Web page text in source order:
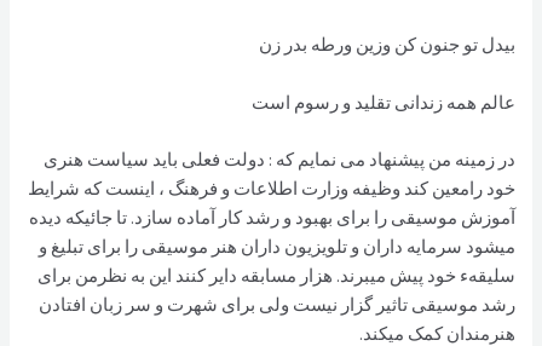
بیدل تو جنون کن وزین ورطه بدر زن
عالم همه زندانی تقلید و رسوم است
در زمینه من پیشنهاد می نمایم که : دولت فعلی باید سیاست هنری
خود رامعین کند وظیفه وزارت اطلاعات و فرهنگ ، اینست که شرایط
آموزش موسیقی را برای بهبود و رشد کار آماده سازد. تا جائیکه دیده
میشود سرمایه داران و تلویزیون داران هنر موسیقی را برای تبلیغ و
سلیقهء خود پیش میبرند. هزار مسابقه دایر کنند این به نظرمن برای
رشد موسیقی تاثیر گزار نیست ولی برای شهرت و سر زبان افتادن
هنرمندان کمک میکند.